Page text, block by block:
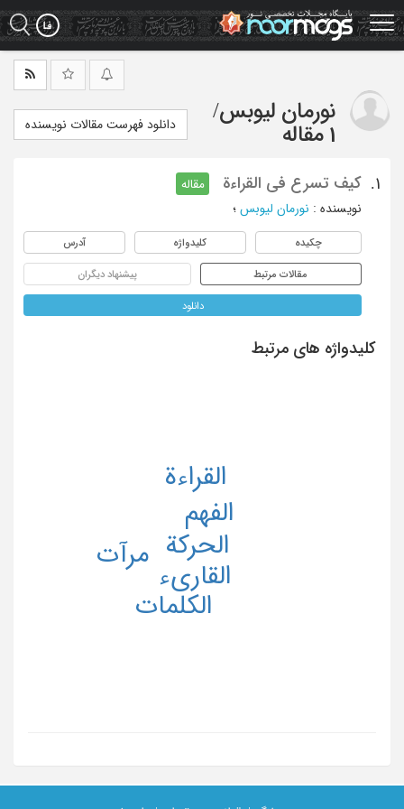
Skip
to
main
نورمان لیوبس/
1 مقاله
دانلود فهرست مقالات نویسنده
1. کیف تسرع فی القراءة
مقاله
نویسنده : نورمان لیوبس ؛
چکیده کلیدواژه آدرس
مقالات مرتبط پیشنهاد دیگران
دانلود
کلیدواژه های مرتبط
الحرکة
الفهم
القاری‌ء
القراءة
الکلمات
مرآت